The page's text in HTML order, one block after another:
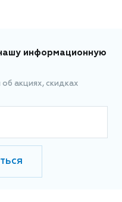
информационную
акциях, скидках